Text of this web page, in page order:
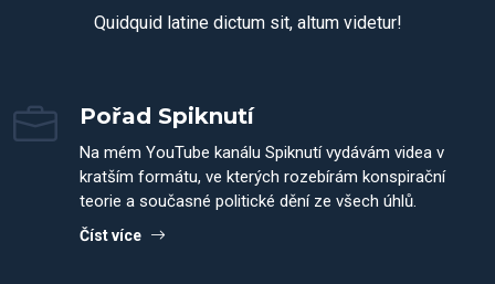
Quidquid latine dictum sit, altum videtur!
Pořad Spiknutí
Na mém YouTube kanálu Spiknutí vydávám videa v
kratším formátu, ve kterých rozebírám konspirační
teorie a současné politické dění ze všech úhlů.
Číst více